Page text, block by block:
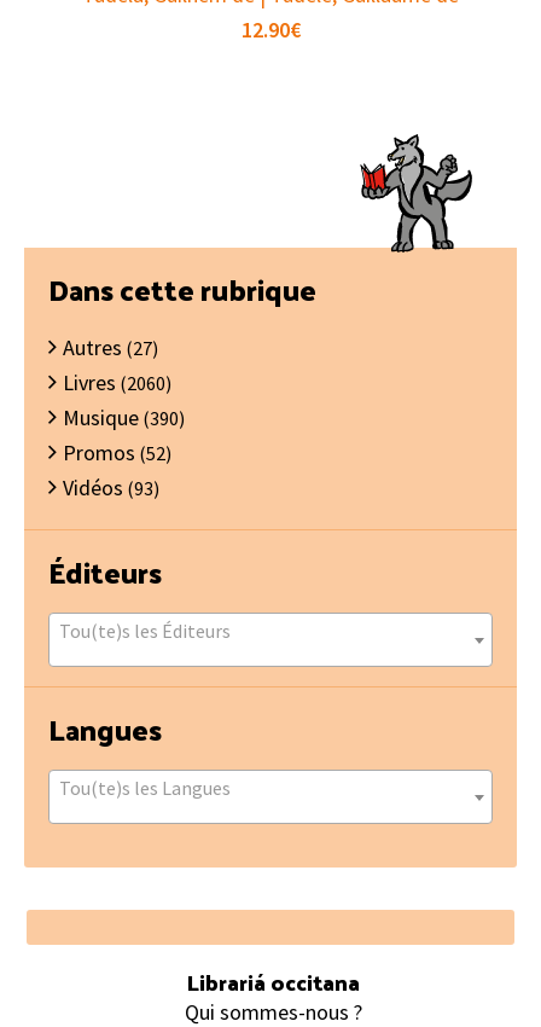
12.90€
Barre
latérale
principale
Dans cette rubrique
Autres (27)
Livres (2060)
Musique (390)
Promos (52)
Vidéos (93)
Éditeurs
Tou(te)s les Éditeurs
Langues
Tou(te)s les Langues
Footer
Librariá occitana
Qui sommes-nous ?